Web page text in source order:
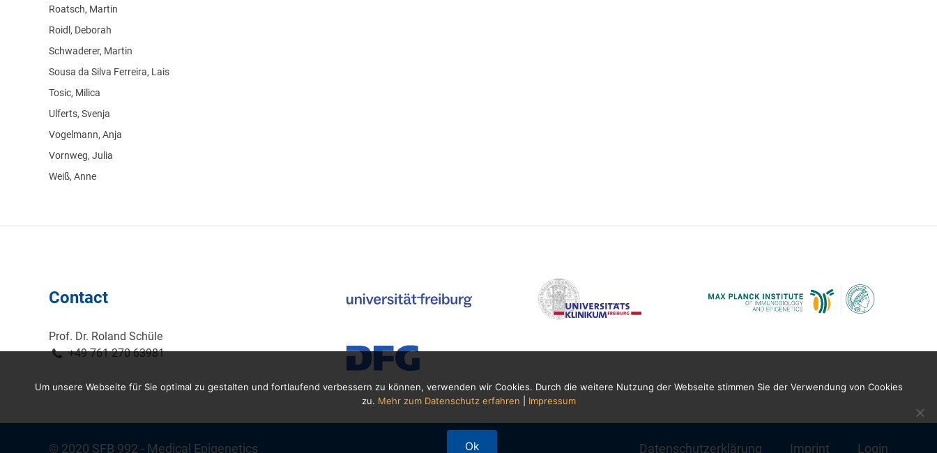
Roatsch, Martin
Roidl, Deborah
Schwaderer, Martin
Sousa da Silva Ferreira, Lais
Tosic, Milica
Ulferts, Svenja
Vogelmann, Anja
Vornweg, Julia
Weiß, Anne
Contact
Prof. Dr. Roland Schüle
+49 761 270 63981
© 2020 SFB 992 - Medical Epigenetics Datenschutzerklärung Imprint Login
Um unsere Webseite für Sie optimal zu gestalten und fortlaufend verbessern zu können, verwenden wir Cookies. Durch die weitere Nutzung der Webseite stimmen Sie der Verwendung von Cookies
zu. Mehr zum Datenschutz erfahren Impressum
Ok